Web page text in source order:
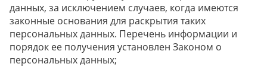
данных, за исключением случаев, когда имеются
законные основания для раскрытия таких
персональных данных. Перечень информации и
порядок ее получения установлен Законом о
персональных данных;